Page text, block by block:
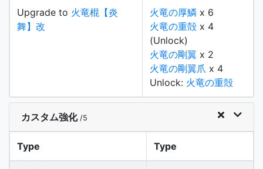
Upgrade to 火竜棍【炎
舞】改
火竜の厚鱗 x 6
火竜の重殻 x 4
(Unlock)
火竜の剛翼 x 2
火竜の剛翼爪 x 4
Unlock: 火竜の重殻
カスタム強化 /5
Type Type